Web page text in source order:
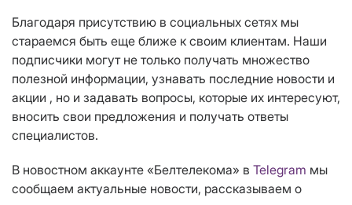
Благодаря присутствию в социальных сетях мы
стараемся быть еще ближе к своим клиентам. Наши
подписчики могут не только получать множество
полезной информации, узнавать последние новости и
акции , но и задавать вопросы, которые их интересуют,
вносить свои предложения и получать ответы
специалистов.
В новостном аккаунте «Белтелекома» в Telegram мы
сообщаем актуальные новости, рассказываем о